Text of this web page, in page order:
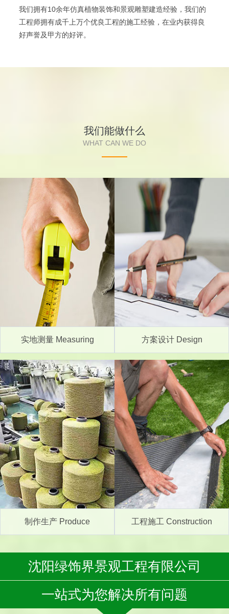
我们拥有10余年仿真植物装饰和景观雕塑建造经验，我们的
工程师拥有成千上万个优良工程的施工经验，在业内获得良
好声誉及甲方的好评。
我们能做什么
WHAT CAN WE DO
实地测量 Measuring 方案设计 Design
制作生产 Produce 工程施工 Construction
沈阳绿饰界景观工程有限公司
一站式为您解决所有问题